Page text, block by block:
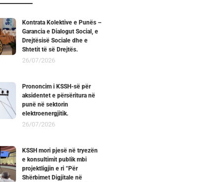
Kontrata Kolektive e Punës –
Garancia e Dialogut Social, e
Drejtësisë Sociale dhe e
Shtetit të së Drejtës.
26/07/2026
Prononcim i KSSH-së për
aksidentet e përsëritura në
punë në sektorin
elektroenergjitik.
26/07/2026
KSSH mori pjesë në tryezën
e konsultimit publik mbi
projektligjin e ri “Për
Shërbimet Digjitale në